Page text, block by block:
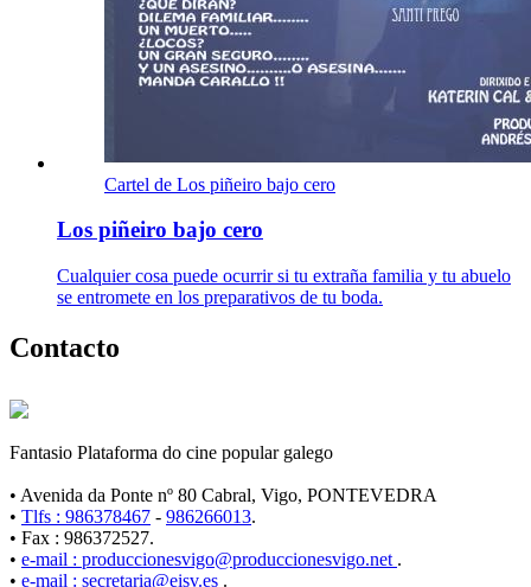
Cartel de Los piñeiro bajo cero
Los piñeiro bajo cero
Cualquier cosa puede ocurrir si tu extraña familia y tu abuelo
se entromete en los preparativos de tu boda.
Contacto
Fantasio Plataforma do cine popular galego
• Avenida da Ponte nº 80 Cabral, Vigo, PONTEVEDRA
• Tlfs : 986378467 - 986266013.
• Fax : 986372527.
• e-mail : produccionesvigo@produccionesvigo.net .
• e-mail : secretaria@eisv.es .